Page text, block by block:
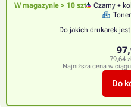
W magazynie > 10 szt Czarny +
Do jakich drukarek
79,64
Najniższa cena w
Do